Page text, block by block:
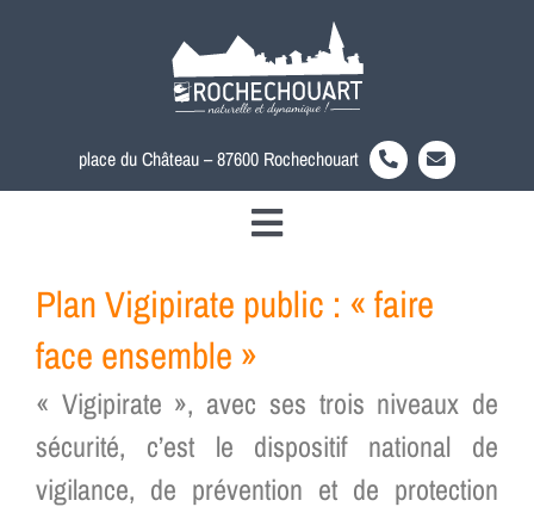
place du Château – 87600 Rochechouart
Toggle
Navigation
Votre mairie
Au quotidien
Actualités
Accès rapide
Rechercher:
Plan Vigipirate public : « faire
face ensemble »
« Vigipirate », avec ses trois niveaux de
sécurité, c’est le dispositif national de
vigilance, de prévention et de protection